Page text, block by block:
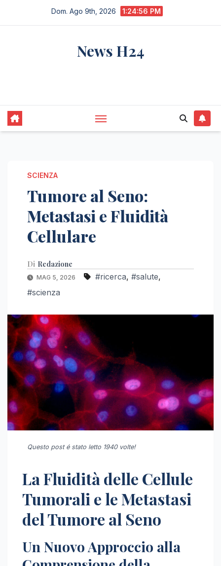
Dom. Ago 9th, 2026 1:24:57 PM
News H24
SCIENZA
Tumore al Seno:
Metastasi e Fluidità
Cellulare
Di Redazione
MAG 5, 2026 #ricerca, #salute,
#scienza
Questo post é stato letto 1940 volte!
La Fluidità delle Cellule
Tumorali e le Metastasi
del Tumore al Seno
Un Nuovo Approccio alla